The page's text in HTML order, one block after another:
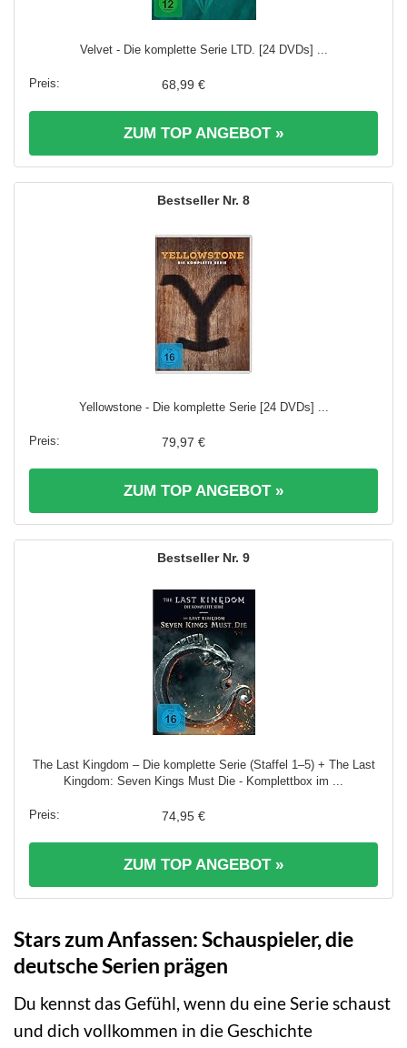
Velvet - Die komplette Serie LTD. [24 DVDs] ...
68,99 €
ZUM TOP ANGEBOT »
8
Yellowstone - Die komplette Serie [24 DVDs] ...
79,97 €
ZUM TOP ANGEBOT »
9
The Last Kingdom – Die komplette Serie (Staffel 1–5) + The Last
Kingdom: Seven Kings Must Die - Komplettbox im ...
74,95 €
ZUM TOP ANGEBOT »
Stars zum Anfassen: Schauspieler, die
deutsche Serien prägen
Du kennst das Gefühl, wenn du eine Serie schaust
und dich vollkommen in die Geschichte